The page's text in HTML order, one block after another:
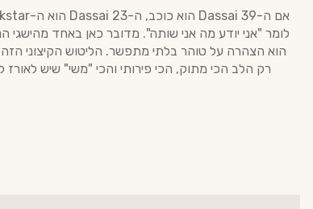
הוא הצהרה על טוהר בלתי מתפשר. הליטוש הקיצוני
רק הלב הכי מתוק, הכי פירותי והכי "משי" שיש לאורז